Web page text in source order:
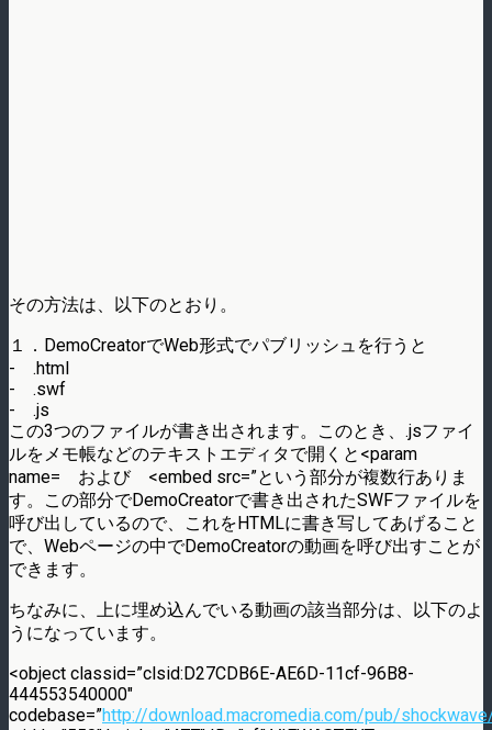
その方法は、以下のとおり。
１．DemoCreatorでWeb形式でパブリッシュを行うと
- .html
- .swf
- .js
この3つのファイルが書き出されます。このとき、.jsファイ
ルをメモ帳などのテキストエディタで開くと<param
name= および <embed src=”という部分が複数行ありま
す。この部分でDemoCreatorで書き出されたSWFファイルを
呼び出しているので、これをHTMLに書き写してあげること
で、Webページの中でDemoCreatorの動画を呼び出すことが
できます。
ちなみに、上に埋め込んでいる動画の該当部分は、以下のよ
うになっています。
<object classid=”clsid:D27CDB6E-AE6D-11cf-96B8-
444553540000″
codebase=”http://download.macromedia.com/pub/